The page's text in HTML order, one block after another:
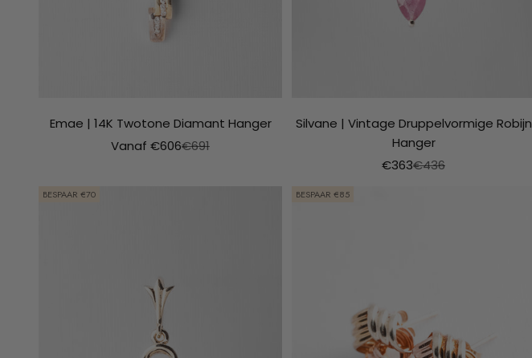
Emae | 14K Twotone Diamant Hanger
Aanbiedingsprijs
Vanaf €606Normale prijs
€691
Silvane | Vintage Druppelvormige Robijn
Hanger
Aanbiedingsprijs
€363Normale prijs
€436
BESPAAR €70 BESPAAR €85